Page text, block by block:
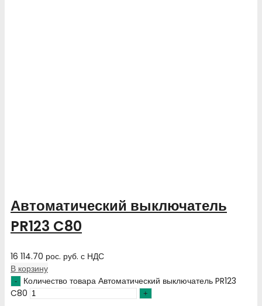
Автоматический выключатель
PR123 C80
16 114.70 рос. руб. с НДС
В корзину
Количество товара Автоматический выключатель PR123
C80